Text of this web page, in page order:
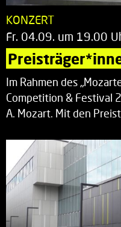
KONZERT
Fr. 04.09. um 19.00
Im Rahmen des
Competition & Festival
A. Mozart. Mit den